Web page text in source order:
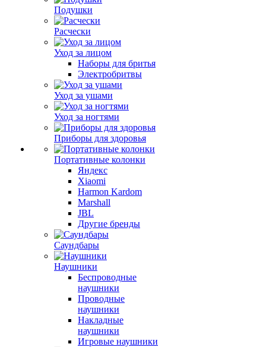
Подушки
Расчески
Уход за лицом
Наборы для бритья
Электробритвы
Уход за ушами
Уход за ногтями
Приборы для здоровья
Портативные колонки
Яндекс
Xiaomi
Harmon Kardom
Marshall
JBL
Другие бренды
Саундбары
Наушники
Беспроводные
наушники
Проводные
наушники
Накладные
наушники
Игровые наушники